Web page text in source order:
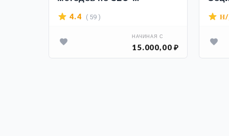
продвижению сайтов в
ТОП4.4 ( 59 )
НАЧИНАЯ С
15.000,00 ₽
URL